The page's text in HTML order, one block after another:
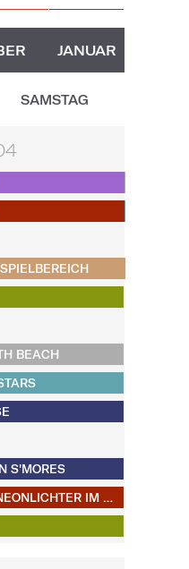
JANUAR
SAMSTAG
BEACH
S'MORES​​​​​​​
NEONLICHTER IM #LOEWSMIAMI